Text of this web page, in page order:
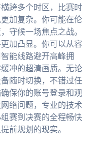
跨多个时区，比赛时
加复杂。你可能在伦
守候一场焦点之战。
加凸显。你可以从容
能线路避开高峰拥
冲的超清画质。无论
随时切换，不错过任
保你的账号登录和观
络问题，专业的技术
赛到决赛的全程畅快
前规划的现实。